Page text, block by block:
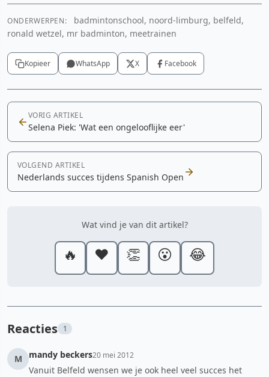
ONDERWERPEN:
badmintonschool, noord-limburg, belfeld,
ronald wetzel, mr badminton, meetrainen
Kopieer WhatsApp X Facebook
VORIG ARTIKEL
Selena Piek: 'Wat een ongelooflijke eer'
VOLGEND ARTIKEL
Nederlands succes tijdens Spanish Open
Wat vind je van dit artikel?
🔥 ❤️ 👏 😮 😂
Reacties 1
M mandy beckers20 mei 2012
Vanuit Belfeld wensen we je ook heel veel succes het